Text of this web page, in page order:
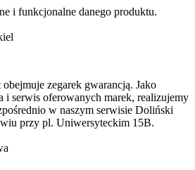
i funkcjonalne danego produktu.
zegarek gwarancją. Jako
i serwis oferowanych marek, realizujemy
w naszym serwisie Doliński
przy pl. Uniwersyteckim 15B.